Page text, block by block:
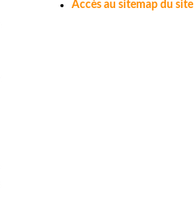
Accès au sitemap du site